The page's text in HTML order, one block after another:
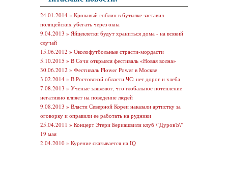
24.01.2014 » Кровавый гоблин в бутылке заставил
полицейских убегать через окна
9.04.2013 » Яйцеклетки будут храниться дома - на всякий
случай
15.06.2012 » Околофутбольные страсти-мордасти
5.10.2015 » В Сочи открылся фестиваль «Новая волна»
30.06.2012 » Фестиваль Flower Power в Москве
3.02.2014 » В Ростовской области ЧС: нет дорог и хлеба
7.08.2013 » Ученые заявляют, что глобальное потепление
негативно влияет на поведение людей
9.08.2013 » Власти Северной Кореи наказали артистку за
оговорку и оправили ее работать на рудники
25.04.2011 » Концерт Этери Бериашвили клуб \"ДуровЪ\"
19 мая
2.04.2010 » Курение сказывается на IQ